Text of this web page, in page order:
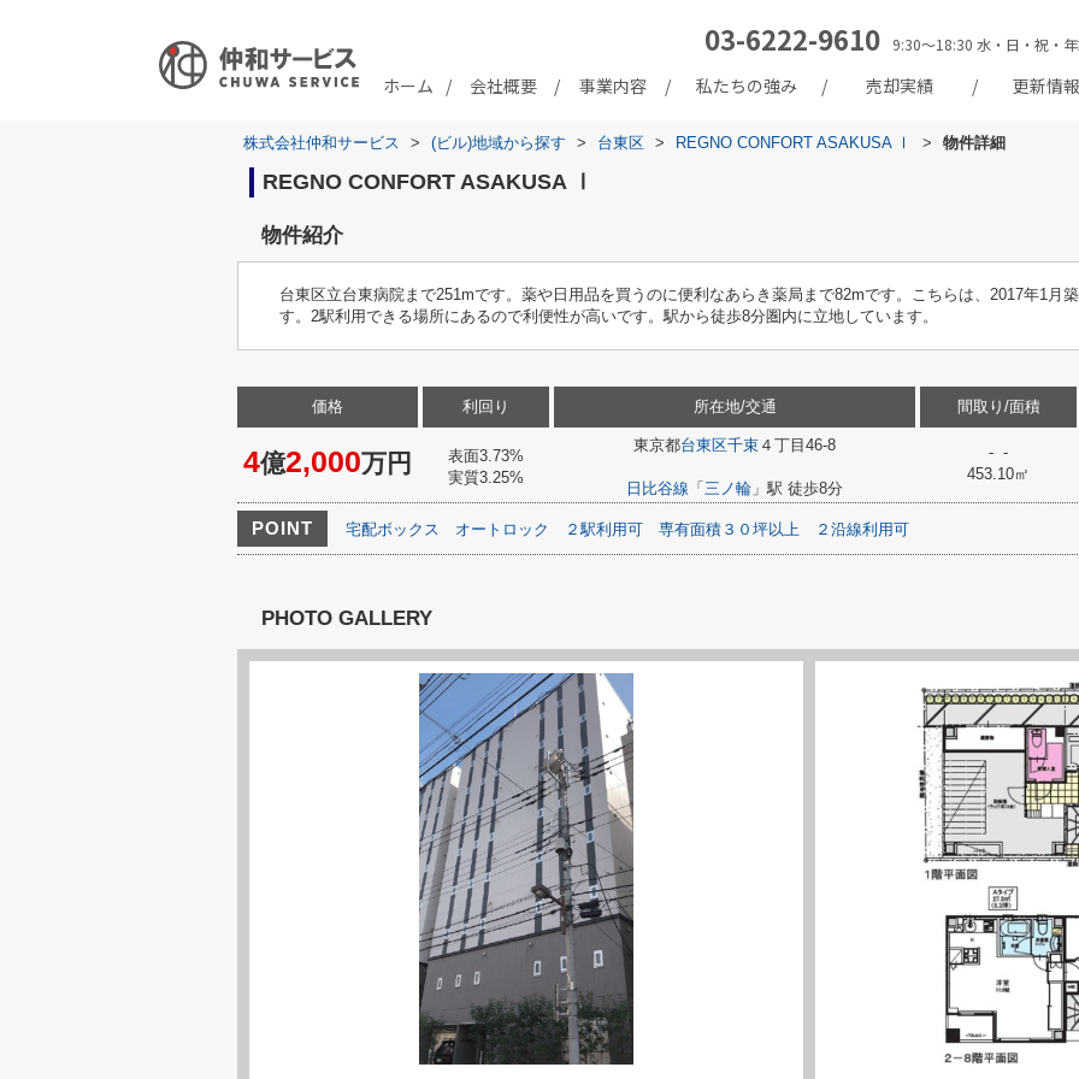
03-6222-9610 9:30～18:30 水・日・祝・
ホーム 会社概要 事業内容 私たちの強み 売却実績 更新情報
株式会社仲和サービス > (ビル)地域から探す > 台東区 > REGNO CONFORT ASAKUSA Ⅰ > 物件詳細
REGNO CONFORT ASAKUSA Ⅰ
物件紹介
台東区立台東病院まで251mです。薬や日用品を買うのに便利なあらき薬局まで82mです。こちらは、2017年1月
す。2駅利用できる場所にあるので利便性が高いです。駅から徒歩8分圏内に立地しています。
価格
4億2,000万円
利回り
表面3.73%
実質3.25%
所在地/交通
東京都台東区千束 ４丁目46-8
日比谷線 「 三ノ輪 」駅 徒歩8分
間取り/面積
- -
453.10㎡
POINT 宅配ボックス オートロック ２駅利用可 専有面積３０坪以上 ２沿線利用可
PHOTO GALLERY